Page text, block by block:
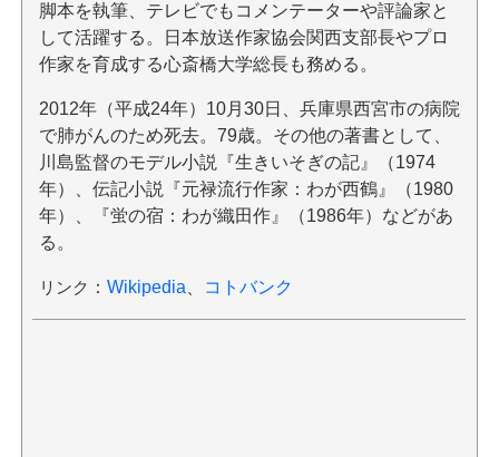
脚本を執筆、テレビでもコメンテーターや評論家と
して活躍する。日本放送作家協会関西支部長やプロ
作家を育成する心斎橋大学総長も務める。
2012年（平成24年）10月30日、兵庫県西宮市の病院
で肺がんのため死去。79歳。その他の著書として、
川島監督のモデル小説『生きいそぎの記』（1974
年）、伝記小説『元禄流行作家：わが西鶴』（1980
年）、『蛍の宿：わが織田作』（1986年）などがあ
る。
リンク ： Wikipedia コトバンク